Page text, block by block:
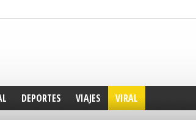
DEPORTES VIAJES VIRAL